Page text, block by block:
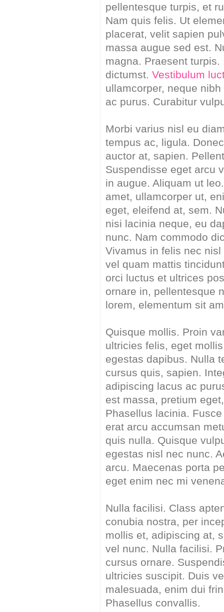
pellentesque turpis, et
Nam quis felis. Ut
placerat, velit sapien
massa augue sed est.
magna. Praesent
dictumst. Vestibulum
ullamcorper, neque
ac purus. Curabitur
Morbi varius nisl eu
tempus ac, ligula.
auctor at, sapien.
Suspendisse eget arcu
in augue. Aliquam ut
amet, ullamcorper ut,
eget, eleifend at, sem.
nisi lacinia neque, eu
nunc. Nam commodo
Vivamus in felis nec
vel quam mattis
orci luctus et ultrices
ornare in, pellentesque
lorem, elementum sit
Quisque mollis. Proin
ultricies felis, eget
egestas dapibus. Nulla
cursus quis, sapien.
adipiscing lacus ac
est massa, pretium
Phasellus lacinia.
erat arcu accumsan
quis nulla. Quisque
egestas nisl nec nunc.
arcu. Maecenas porta
eget enim nec mi
Nulla facilisi. Class
conubia nostra, per
mollis et, adipiscing at,
vel nunc. Nulla facilisi.
cursus ornare.
ultricies suscipit. Duis
malesuada, enim dui
Phasellus convallis.